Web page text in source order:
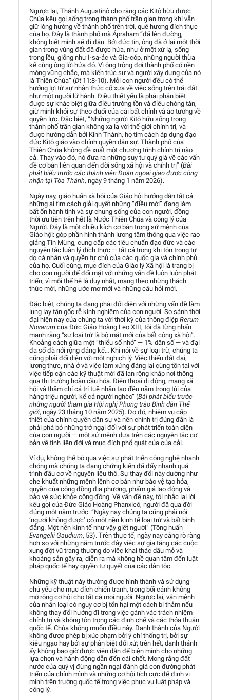
Ngược lại, Thánh Augustinô cho rằng các Kitô hữu được
Chúa kêu gọi sống trong thành phố trần gian trong khi vẫn
giữ lòng hướng về thành phố trên trời, quê hương đích thực
của họ. Đây là thành phố mà Ápraham “đã lên đường,
không biết mình sẽ đi đâu. Bởi đức tin, ông đã ở lại một thời
gian trong vùng đất đã được hứa, như ở một xứ lạ, sống
trong lều, giống như I-sa-ác và Gia-cóp, những người thừa
kế cùng ông lời hứa đó. Vì ông trông đợi thành phố có nền
móng vững chắc, mà kiến trúc sư và người xây dựng của nó
là Thiên Chúa” (Dt 11:8-10). Mỗi con người đều có thể
hưởng lợi từ sự nhận thức cổ xưa về việc sống trên trái đất
như một người lữ hành. Điều thiết yếu là phải phân biệt
được sự khác biệt giữa điều trường tồn và điều chóng tàn,
giữ mình khỏi sự theo đuổi của cải bất chính và ảo tưởng về
quyền lực. Đặc biệt, “Những người Kitô hữu sống trong
thành phố trần gian không xa lạ với thế giới chính trị, và
được hướng dẫn bởi Kinh Thánh, họ tìm cách áp dụng đạo
đức Kitô giáo vào chính quyền dân sự. Thành phố của
Thiên Chúa không đề xuất một chương trình chính trị nào
cả. Thay vào đó, nó đưa ra những suy tư quý giá về các vấn
đề cơ bản liên quan đến đời sống xã hội và chính trị” (Bài
phát biểu trước các thành viên Đoàn ngoại giao được công
nhận tại Tòa Thánh, ngày 9 tháng 1 năm 2026).
Ngày nay, giáo huấn xã hội của Giáo hội hướng dẫn tất cả
những ai tìm cách giải quyết những “điều mới” đang làm
bất ổn hành tinh và sự chung sống của con người, đồng
thời ưu tiên trên hết là Nước Thiên Chúa và công lý của
Người. Đây là một chiều kích cơ bản trong sứ mệnh của
Giáo hội: góp phần hình thành lương tâm thông qua việc rao
giảng Tin Mừng, cung cấp các tiêu chuẩn đạo đức và các
nguyên tắc luân lý đích thực — tất cả trong khi tôn trọng tự
do cá nhân và quyền tự chủ của các quốc gia và chính phủ
của họ. Cuối cùng, mục đích của Giáo lý Xã hội là trang bị
cho con người để đối mặt với những vấn đề luôn luôn phát
triển; vì mỗi thế hệ là duy nhất, mang theo những thách
thức mới, những ước mơ mới và những câu hỏi mới.
Đặc biệt, chúng ta đang phải đối diện với những vấn đề làm
lung lay tận gốc rễ kinh nghiệm của con người. So sánh thời
đại hiện nay của chúng ta với thời kỳ của thông điệp Rerum
Novarum của Đức Giáo Hoàng Leo XIII, tôi đã từng nhấn
mạnh rằng “sự loại trừ là bộ mặt mới của bất công xã hội”.
Khoảng cách giữa một “thiểu số nhỏ” — 1% dân số — và đại
đa số đã nới rộng đáng kể… Khi nói về sự loại trừ, chúng ta
cũng phải đối diện với một nghịch lý. Việc thiếu đất đai,
lương thực, nhà ở và việc làm xứng đáng lại cùng tồn tại với
việc tiếp cận các kỹ thuật mới đã lan rộng khắp nơi thông
qua thị trường hoàn cầu hóa. Điện thoại di động, mạng xã
hội và thậm chí cả trí tuệ nhân tạo đều nằm trong túi của
hàng triệu người, kể cả người nghèo” (Bài phát biểu trước
những người tham gia Hội nghị Phong trào Bình dân Thế
giới, ngày 23 tháng 10 năm 2025). Do đó, nhiệm vụ cấp
thiết của chính quyền dân sự và nền chính trị đúng đắn là
phải phá bỏ những trở ngại đối với sự phát triển toàn diện
của con người — một sứ mệnh dựa trên các nguyên tắc cơ
bản về tình liên đới và mục đích phổ quát của của cải.
Ví dụ, không thể bỏ qua việc sự phát triển công nghệ nhanh
chóng mà chúng ta đang chứng kiến đã đẩy nhanh quá
trình đầu cơ về nguyên liệu thô. Sự thay đổi này dường như
che khuất những mệnh lệnh cơ bản như bảo vệ tạo hóa,
quyền của cộng đồng địa phương, phẩm giá lao động và
bảo vệ sức khỏe cộng đồng. Về vấn đề này, tôi nhắc lại lời
kêu gọi của Đức Giáo Hoàng Phanxicô, người đã qua đời
đúng một năm trước: “Ngày nay chúng ta cũng phải nói
‘ngươi không được’ có một nền kinh tế loại trừ và bất bình
đẳng. Một nền kinh tế như vậy giết người” (Tông huấn
Evangelii Gaudium, 53). Trên thực tế, ngày nay càng rõ ràng
hơn so với những năm trước đây việc sự gia tăng các cuộc
xung đột vũ trang thường do việc khai thác dầu mỏ và
khoáng sản gây ra, diễn ra mà không hề quan tâm đến luật
pháp quốc tế hay quyền tự quyết của các dân tộc.
Những kỹ thuật này thường được hình thành và sử dụng
chủ yếu cho mục đích chiến tranh, trong bối cảnh không
mở rộng cơ hội cho tất cả mọi người. Ngược lại, vận mệnh
của nhân loại có nguy cơ bị tổn hại một cách bi thảm nếu
không thay đổi hướng đi trong việc gánh vác trách nhiệm
chính trị và không tôn trọng các định chế và các thỏa thuận
quốc tế. Chúa không muốn điều này. Danh thánh của Người
không được phép bị xúc phạm bởi ý chí thống trị, bởi sự
kiêu ngạo hay bởi sự phân biệt đối xử; trên hết, danh thánh
ấy không bao giờ được viện dẫn để biện minh cho những
lựa chọn và hành động dẫn đến cái chết. Mong rằng đất
nước của quý vị đừng ngần ngại đánh giá con đường phát
triển của chính mình và những cơ hội tích cực để định vị
mình trên trường quốc tế trong việc phục vụ luật pháp và
công lý.